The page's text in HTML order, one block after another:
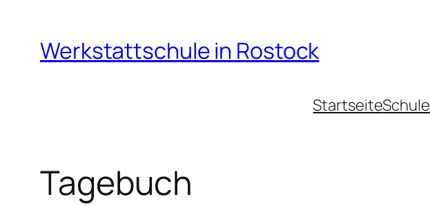
springenWerkstattschule in Rostock
StartseiteSchule
Tagebuch